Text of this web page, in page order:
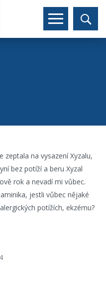
zeptala na vysazení Xyzalu,
bez potíží a beru Xyzal
rok a nevadí mi vůbec.
jestli vůbec nějaké
potížích, ekzému?